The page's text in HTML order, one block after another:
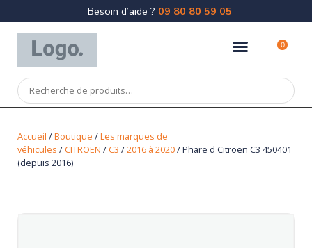
Besoin d’aide ? 09 80 80 59 05
0
Accueil /Boutique /Les marques de
véhicules / CITROEN / C3 /2016 à 2020/ Phare d Citroën C3 450401
(depuis 2016)